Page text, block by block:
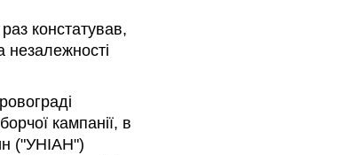
констатував,
незалежності
кампанії, в
("УНІАН")